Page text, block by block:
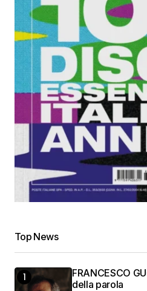
Top News
FRANCESCO
della parola